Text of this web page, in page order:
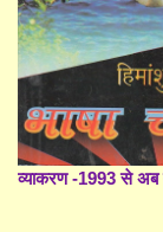
व्याकरण -1993 से